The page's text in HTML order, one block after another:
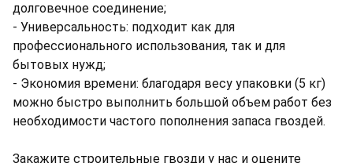
долговечное соединение;
- Универсальность: подходит как для
профессионального использования, так и для
бытовых нужд;
- Экономия времени: благодаря весу упаковки (5 кг)
можно быстро выполнить большой объем работ без
необходимости частого пополнения запаса гвоздей.
Закажите строительные гвозди у нас и оцените